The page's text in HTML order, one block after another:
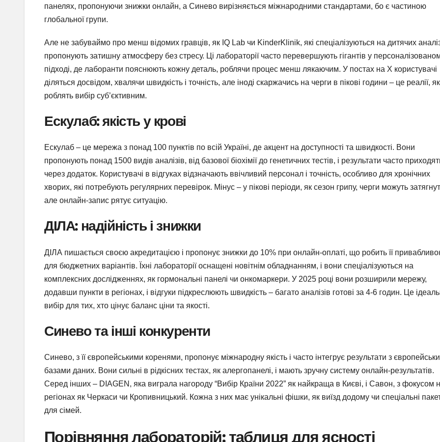
панелях, пропонуючи знижки онлайн, а Синево вирізняється міжнародними стандартами, бо є частиною
глобальної групи.
Але не забуваймо про менш відомих гравців, як IQ Lab чи KinderKlinik, які спеціалізуються на дитячих
пропонують затишну атмосферу без стресу. Ці лабораторії часто перевершують гігантів у
підході, де лаборанти пояснюють кожну деталь, роблячи процес менш лякаючим. У постах на X користувачі
діляться досвідом, хвалячи швидкість і точність, але іноді скаржачись на черги в пікові години – це реалії,
роблять вибір суб’єктивним.
Ескулаб: якість у крові
Ескулаб – це мережа з понад 100 пунктів по всій Україні, де акцент на доступності та швидкості. Вони
пропонують понад 1500 видів аналізів, від базової біохімії до генетичних тестів, і результати часто
через додаток. Користувачі в відгуках відзначають ввічливий персонал і точність, особливо для хронічних
хворих, які потребують регулярних перевірок. Мінус – у пікові періоди, як сезон грипу, черги можуть
але онлайн-запис рятує ситуацію.
ДІЛА: надійність і знижки
ДІЛА пишається своєю акредитацією і пропонує знижки до 10% при онлайн-оплаті, що робить її
для бюджетних варіантів. Їхні лабораторії оснащені новітнім обладнанням, і вони спеціалізуються на
комплексних дослідженнях, як гормональні панелі чи онкомаркери. У 2025 році вони розширили мережу,
додавши пункти в регіонах, і відгуки підкреслюють швидкість – багато аналізів готові за 4-6 годин. Це
вибір для тих, хто цінує баланс ціни та якості.
Синево та інші конкуренти
Синево, з її європейськими коренями, пропонує міжнародну якість і часто інтегрує результати з
базами даних. Вони сильні в рідкісних тестах, як алергопанелі, і мають зручну систему онлайн-результатів.
Серед інших – DIAGEN, яка виграла нагороду “Вибір Країни 2022” як найкраща в Києві, і Савон, з фокусом
регіонах як Черкаси чи Кропивницький. Кожна з них має унікальні фішки, як виїзд додому чи спеціальні
для сімей.
Порівняння лабораторій: таблиця для ясності